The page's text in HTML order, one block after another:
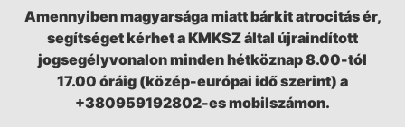
Amennyiben magyarsága miatt bárkit atrocitás ér,
segítséget kérhet a KMKSZ által újraindított
jogsegélyvonalon minden hétköznap 8.00-tól
17.00 óráig (közép-európai idő szerint) a
+380959192802-es mobilszámon.